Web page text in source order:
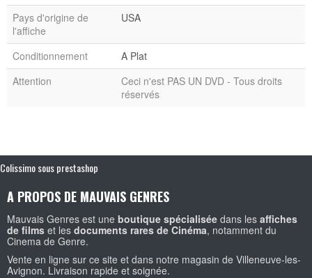
Pays d'origine de
l'affiche
USA
Conditionnement
A Plat
Attention
Ceci n'est PAS UN DVD - Tous droits
réservés
Colissimo sous prestashop
A PROPOS DE MAUVAIS GENRES
Mauvais Genres est une boutique spécialisée dans les affiches
de films et les documents rares de Cinéma, notamment du
Cinema de Genre.
Vente en ligne sur ce site et dans notre magasin de Villeneuve-les-
Avignon. Livraison rapide et soignée.